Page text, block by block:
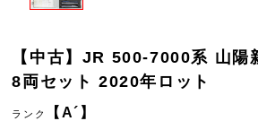
【中古】JR 500-7000系 山陽
8両セット 2020年ロット
ランク 【A´】